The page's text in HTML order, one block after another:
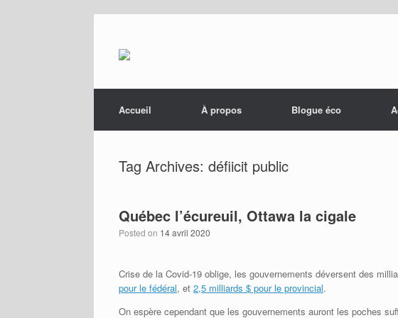
Accueil
À propos Blogue éco
Tag Archives: défiicit public
Québec l’écureuil, Ottawa la cigale
Posted on 14 avril 2020
Crise de la Covid-19 oblige, les gouvernements déversent des
pour le fédéral, et 2,5 milliards $ pour le provincial.
On espère cependant que les gouvernements auront les poches